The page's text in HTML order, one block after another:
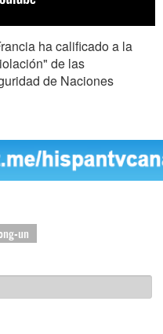
ha calificado a la
de las
de Naciones
un